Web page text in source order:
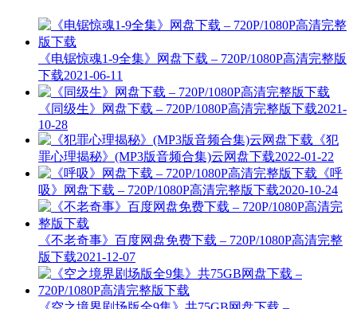
《电锯惊魂1-9全集》网盘下载 – 720P/1080P高清完整版
下载2021-06-11
《同级生》网盘下载 – 720P/1080P高清完整版下载2021-
10-28
《犯
罪心理揭秘》(MP3版音频合集)云网盘下载2022-01-22
《呼
吸》网盘下载 – 720P/1080P高清完整版下载2020-10-24
《不老奇事》百度网盘免费下载 – 720P/1080P高清完整
版下载2021-12-07